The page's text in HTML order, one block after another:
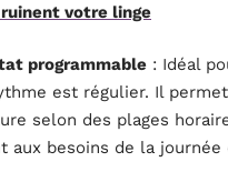
votre linge
programmable : Idéal
est régulier. Il
selon des plages
aux besoins de la